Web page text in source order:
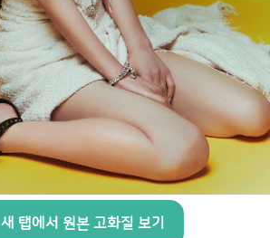
새 탭에서 원본 고화질 보기